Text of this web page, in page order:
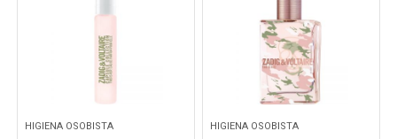
HIGIENA OSOBISTA HIGIENA OSOBISTA